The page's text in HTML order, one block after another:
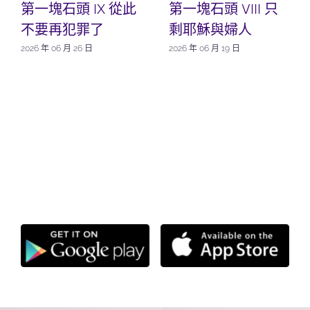
第一塊石頭 IX 從此
不要再犯罪了
2026 年 06 月 26 日
第一塊石頭 VIII 只
剩耶穌與婦人
2026 年 06 月 19 日